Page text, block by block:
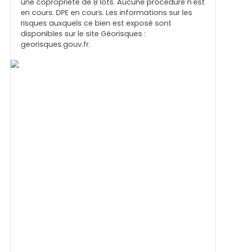
une copropriété de 8 lots. Aucune procédure n'est
en cours. DPE en cours. Les informations sur les
risques auxquels ce bien est exposé sont
disponibles sur le site Géorisques :
georisques.gouv.fr.